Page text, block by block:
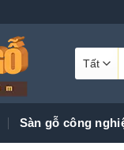
Sàn gỗ công